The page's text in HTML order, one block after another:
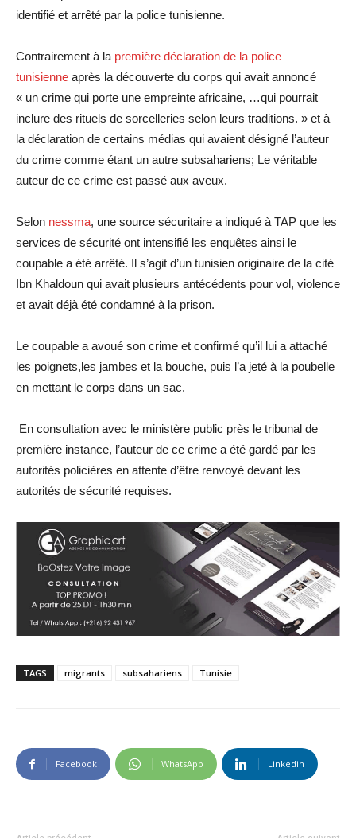
identifié et arrêté par la police tunisienne.
Contrairement à la première déclaration de la police
tunisienne après la découverte du corps qui avait annoncé
« un crime qui porte une empreinte africaine, …qui pourrait
inclure des rituels de sorcelleries selon leurs traditions. » et à
la déclaration de certains médias qui avaient désigné l’auteur
du crime comme étant un autre subsahariens; Le véritable
auteur de ce crime est passé aux aveux.
Selon nessma, une source sécuritaire a indiqué à TAP que les
services de sécurité ont intensifié les enquêtes ainsi le
coupable a été arrêté. Il s’agit d’un tunisien originaire de la cité
Ibn Khaldoun qui avait plusieurs antécédents pour vol, violence
et avait déjà été condamné à la prison.
Le coupable a avoué son crime et confirmé qu’il lui a attaché
les poignets,les jambes et la bouche, puis l’a jeté à la poubelle
en mettant le corps dans un sac.
En consultation avec le ministère public près le tribunal de
première instance, l’auteur de ce crime a été gardé par les
autorités policières en attente d’être renvoyé devant les
autorités de sécurité requises.
TAGS migrants subsahariens Tunisie
Facebook WhatsApp Linkedin